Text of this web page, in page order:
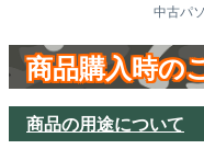
中古パ
商品購入時の
商品の用途について